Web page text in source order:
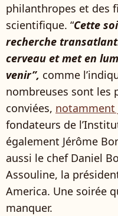
philanthropes et des
scientifique. “Cette
recherche
cerveau et met en
venir”, comme
nombreuses sont les
conviées, notamment
fondateurs de
également Jérôme
aussi le chef Daniel
Assouline, la
America. Une soirée
manquer.